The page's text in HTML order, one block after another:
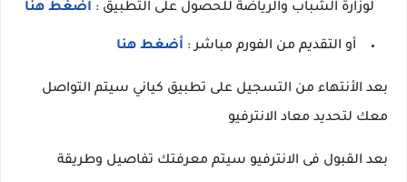
لوزارة الشباب والرياضة للحصول على التطبيق : أضغط هنا
أو التقديم من الفورم مباشر : أضغط هنا
بعد الأنتهاء من التسجيل على تطبيق كياني سيتم التواصل
معك لتحديد معاد الانترفيو
بعد القبول فى الانترفيو سيتم معرفتك تفاصيل وطريقة